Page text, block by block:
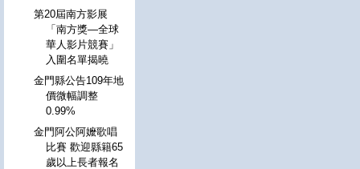
第20屆南方影展
「南方獎—全球
華人影片競賽」
入圍名單揭曉
金門縣公告109年地
價微幅調整
0.99%
金門阿公阿嬤歌唱
比賽 歡迎縣籍65
歲以上長者報名